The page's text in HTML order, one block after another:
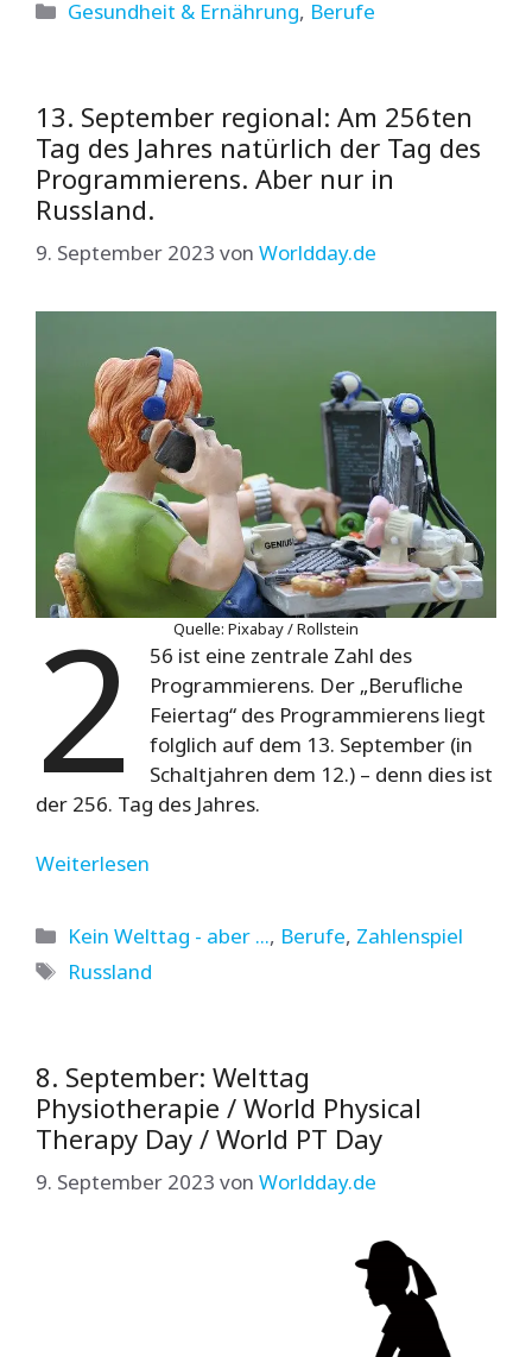
Kategorien
Gesundheit & Ernährung, Berufe
13. September regional: Am 256ten
Tag des Jahres natürlich der Tag des
Programmierens. Aber nur in
Russland.
9. September 2023 von Worldday.de
Quelle: Pixabay / Rollstein
2
56 ist eine zentrale Zahl des
Programmierens. Der „Berufliche
Feiertag“ des Programmierens liegt
folglich auf dem 13. September (in
Schaltjahren dem 12.) – denn dies ist
der 256. Tag des Jahres.
Weiterlesen
Kategorien
Kein Welttag - aber ..., Berufe, Zahlenspiel
Schlagwörter
Russland
8. September: Welttag
Physiotherapie / World Physical
Therapy Day / World PT Day
9. September 2023 von Worldday.de